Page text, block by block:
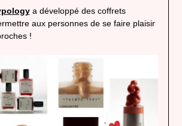
a développé des coffrets
aux personnes de se faire plaisir
!